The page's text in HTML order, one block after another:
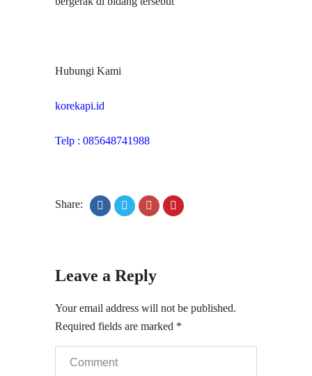
Hubungi Kami
korekapi.id
Telp : 085648741988
Share:
Leave a Reply
Your email address will not be published.
Required fields are marked *